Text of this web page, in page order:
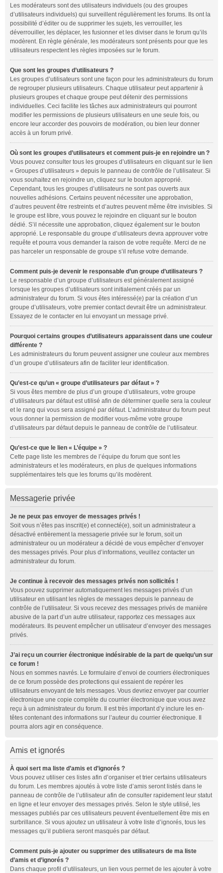
Les modérateurs sont des utilisateurs individuels (ou des groupes
d’utilisateurs individuels) qui surveillent régulièrement les forums. Ils ont la
possibilité d’éditer ou de supprimer les sujets, les verrouiller, les
déverrouiller, les déplacer, les fusionner et les diviser dans le forum qu’ils
modèrent. En règle générale, les modérateurs sont présents pour que les
utilisateurs respectent les règles imposées sur le forum.
Que sont les groupes d’utilisateurs ?
Les groupes d’utilisateurs sont une façon pour les administrateurs du forum
de regrouper plusieurs utilisateurs. Chaque utilisateur peut appartenir à
plusieurs groupes et chaque groupe peut détenir des permissions
individuelles. Ceci facilite les tâches aux administrateurs qui pourront
modifier les permissions de plusieurs utilisateurs en une seule fois, ou
encore leur accorder des pouvoirs de modération, ou bien leur donner
accès à un forum privé.
Où sont les groupes d’utilisateurs et comment puis-je en rejoindre un ?
Vous pouvez consulter tous les groupes d’utilisateurs en cliquant sur le lien
« Groupes d’utilisateurs » depuis le panneau de contrôle de l’utilisateur. Si
vous souhaitez en rejoindre un, cliquez sur le bouton approprié.
Cependant, tous les groupes d’utilisateurs ne sont pas ouverts aux
nouvelles adhésions. Certains peuvent nécessiter une approbation,
d’autres peuvent être restreints et d’autres peuvent même être invisibles. Si
le groupe est libre, vous pouvez le rejoindre en cliquant sur le bouton
dédié. S’il nécessite une approbation, cliquez également sur le bouton
approprié. Le responsable du groupe d’utilisateurs devra approuver votre
requête et pourra vous demander la raison de votre requête. Merci de ne
pas harceler un responsable de groupe s’il refuse votre demande.
Comment puis-je devenir le responsable d’un groupe d’utilisateurs ?
Le responsable d’un groupe d’utilisateurs est généralement assigné
lorsque les groupes d’utilisateurs sont initialement créés par un
administrateur du forum. Si vous êtes intéressé(e) par la création d’un
groupe d’utilisateurs, votre premier contact devrait être un administrateur.
Essayez de le contacter en lui envoyant un message privé.
Pourquoi certains groupes d’utilisateurs apparaissent dans une couleur
différente ?
Les administrateurs du forum peuvent assigner une couleur aux membres
d’un groupe d’utilisateurs afin de faciliter leur identification.
Qu’est-ce qu’un « groupe d’utilisateurs par défaut » ?
Si vous êtes membre de plus d’un groupe d’utilisateurs, votre groupe
d’utilisateurs par défaut est utilisé afin de déterminer quelle sera la couleur
et le rang qui vous sera assigné par défaut. L’administrateur du forum peut
vous donner la permission de modifier vous-même votre groupe
d’utilisateurs par défaut depuis le panneau de contrôle de l’utilisateur.
Qu’est-ce que le lien « L’équipe » ?
Cette page liste les membres de l’équipe du forum que sont les
administrateurs et les modérateurs, en plus de quelques informations
supplémentaires tels que les forums qu’ils modèrent.
Messagerie privée
Je ne peux pas envoyer de messages privés !
Soit vous n’êtes pas inscrit(e) et connecté(e), soit un administrateur a
désactivé entièrement la messagerie privée sur le forum, soit un
administrateur ou un modérateur a décidé de vous empêcher d’envoyer
des messages privés. Pour plus d’informations, veuillez contacter un
administrateur du forum.
Je continue à recevoir des messages privés non sollicités !
Vous pouvez supprimer automatiquement les messages privés d’un
utilisateur en utilisant les règles de messages depuis le panneau de
contrôle de l’utilisateur. Si vous recevez des messages privés de manière
abusive de la part d’un autre utilisateur, rapportez ces messages aux
modérateurs. Ils peuvent empêcher un utilisateur d’envoyer des messages
privés.
J’ai reçu un courrier électronique indésirable de la part de quelqu’un sur
ce forum !
Nous en sommes navrés. Le formulaire d’envoi de courriers électroniques
de ce forum possède des protections qui essaient de repérer les
utilisateurs envoyant de tels messages. Vous devriez envoyer par courrier
électronique une copie complète du courrier électronique que vous avez
reçu à un administrateur du forum. Il est très important d’y inclure les en-
têtes contenant des informations sur l’auteur du courrier électronique. Il
pourra alors agir en conséquence.
Amis et ignorés
À quoi sert ma liste d’amis et d’ignorés ?
Vous pouvez utiliser ces listes afin d’organiser et trier certains utilisateurs
du forum. Les membres ajoutés à votre liste d’amis seront listés dans le
panneau de contrôle de l’utilisateur afin de consulter rapidement leur statut
en ligne et leur envoyer des messages privés. Selon le style utilisé, les
messages publiés par ces utilisateurs peuvent éventuellement être mis en
surbrillance. Si vous ajoutez un utilisateur à votre liste d’ignorés, tous les
messages qu’il publiera seront masqués par défaut.
Comment puis-je ajouter ou supprimer des utilisateurs de ma liste
d’amis et d’ignorés ?
Dans chaque profil d’utilisateurs, un lien vous permet de les ajouter à votre